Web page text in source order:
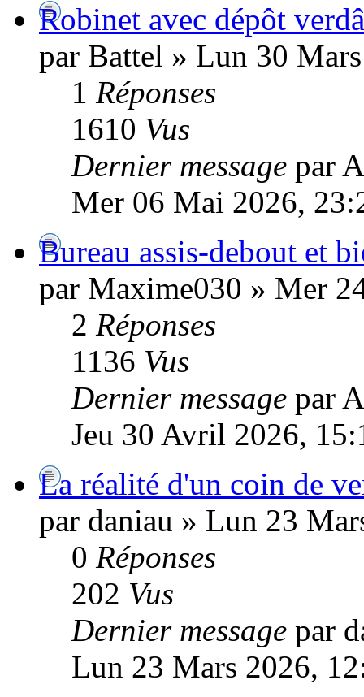
Robinet avec dépôt
par Battel » Lun 30
1 Réponses
1610 Vus
Dernier message par
Mer 06 Mai 2026,
Bureau assis-debout et
par Maxime030 » Mer
2 Réponses
1136 Vus
Dernier message par
Jeu 30 Avril 2026,
La réalité d'un coin de
par daniau » Lun 23
0 Réponses
202 Vus
Dernier message par
Lun 23 Mars 2026,